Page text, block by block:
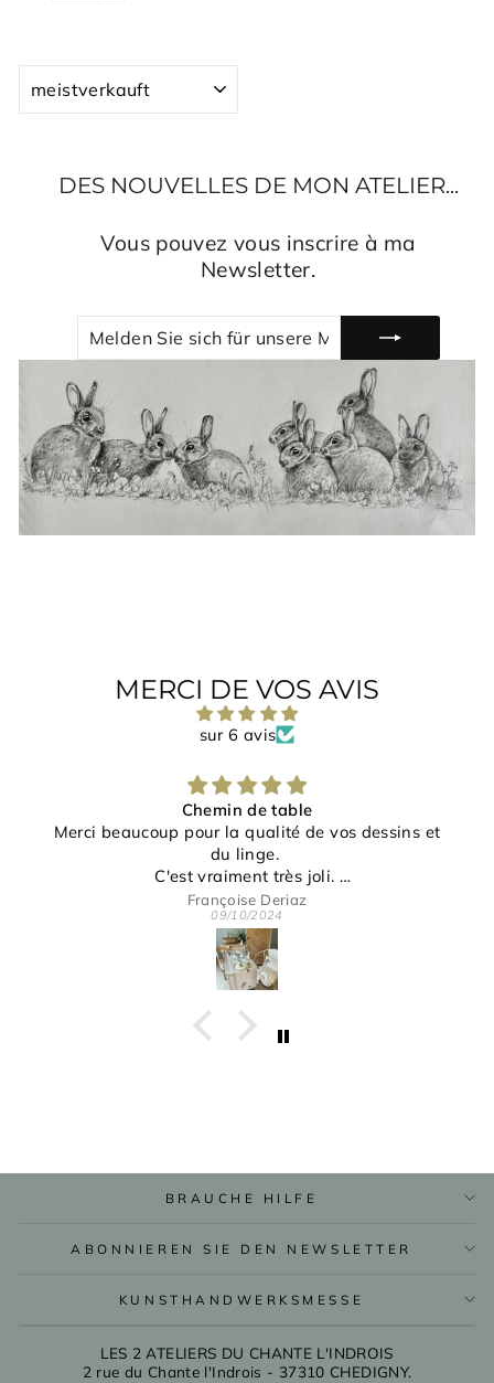
DES NOUVELLES DE MON ATELIER...
Vous pouvez vous inscrire à ma
Newsletter.
SIE
SICH
MAILINGLISTE
AN
MERCI DE VOS AVIS
sur 6 avis
Chemin de table
Merci beaucoup pour la qualité de vos dessins et
du linge.
C'est vraiment très joli.
Merci pour votre gentillesse et disponibilité.
Françoise Deriaz
09/10/2024
BRAUCHE HILFE
ABONNIEREN SIE DEN NEWSLETTER
KUNSTHANDWERKSMESSE
LES 2 ATELIERS DU CHANTE L'INDROIS
2 rue du Chante l'Indrois - 37310 CHEDIGNY.